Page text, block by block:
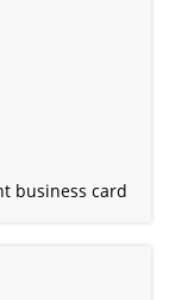
business card